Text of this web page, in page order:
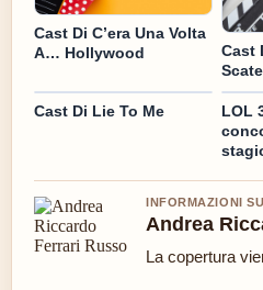
Cast Di C’era Una Volta
A… Hollywood
Cast
Cast Di Lie To Me
LOL
INFORMAZIONI
Andrea
La copertura